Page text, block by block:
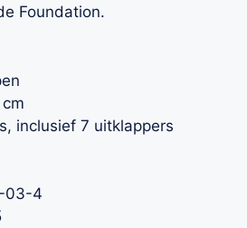
Foundation.
inclusief 7 uitklappers
03-4